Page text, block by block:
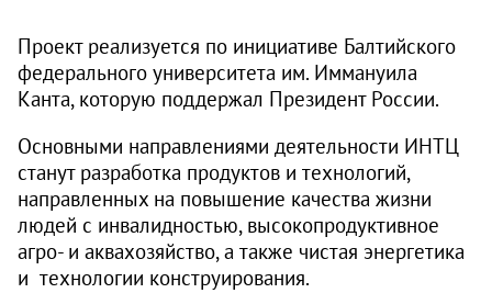
Проект реализуется по инициативе Балтийского
федерального университета им. Иммануила
Канта, которую поддержал Президент России.
Основными направлениями деятельности ИНТЦ
станут разработка продуктов и технологий,
направленных на повышение качества жизни
людей с инвалидностью, высокопродуктивное
агро- и аквахозяйство, а также чистая энергетика
и технологии конструирования.